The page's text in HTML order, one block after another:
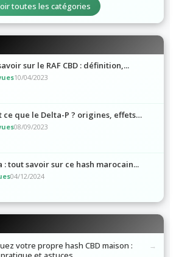
toutes les catégories
sur le RAF CBD : définition,...
10/04/2023
ce que le Delta-P ? origines, effets…
08/09/2023
: tout savoir sur ce hash marocain...
04/12/2024
votre propre hash CBD maison :